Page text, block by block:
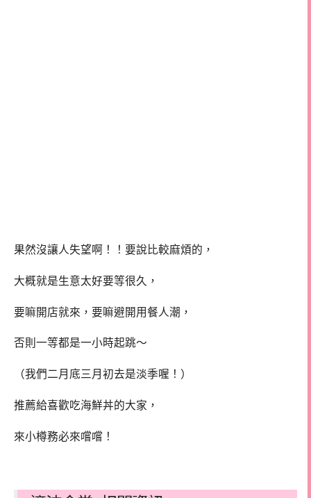
果然沒讓人失望啊！！要說比較麻煩的，
大概就是生意太好要等很久，
要嘛開店就來，要嘛避開用餐人潮，
否則一等都是一小時起跳～
（我們二月底三月初去是淡季喔！）
推薦給喜歡吃海鮮丼的大家，
來小樽務必來嚐嚐！